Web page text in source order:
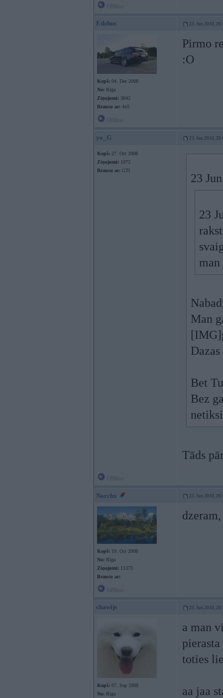
Edzhus 23. Jun 2010,
Kopš: 04. Dec 2008
No: Rīga
Ziņojumi: 3842
Braucu ar: 4x5
Pirmo
:O
yo_G 23. Jun 2010,
Kopš: 27. Oct 2008
Ziņojumi: 1072
Braucu ar: GTI
23
23
Man
Bet
Bez
Tāds
Norchx 23. Jun 2010,
Kopš: 19. Oct 2008
No: Rīga
Ziņojumi: 11373
Braucu ar:
chawijs 23. Jun 2010,
Kopš: 07. Sep 2008
No: Rīga
a man
toties
aa jaa